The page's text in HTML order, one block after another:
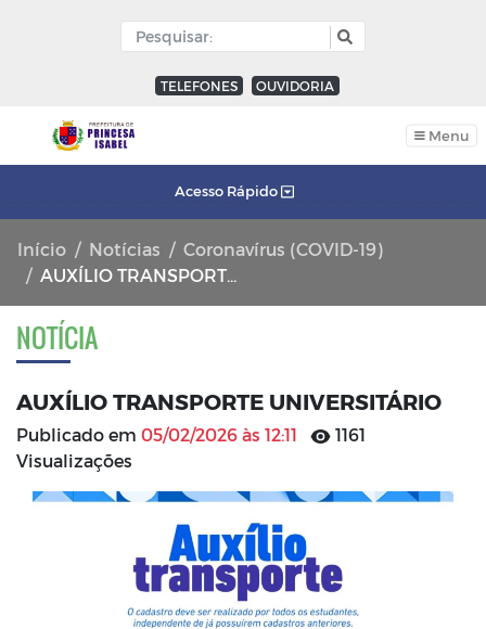
TELEFONES OUVIDORIA
Menu
Acesso Rápido
Início Notícias
Coronavírus (COVID-19)
AUXÍLIO TRANSPORTE UNIVERSITÁRIO
NOTÍCIA
AUXÍLIO TRANSPORTE UNIVERSITÁRIO
Publicado em 05/02/2026 às 12:11
1161
Visualizações